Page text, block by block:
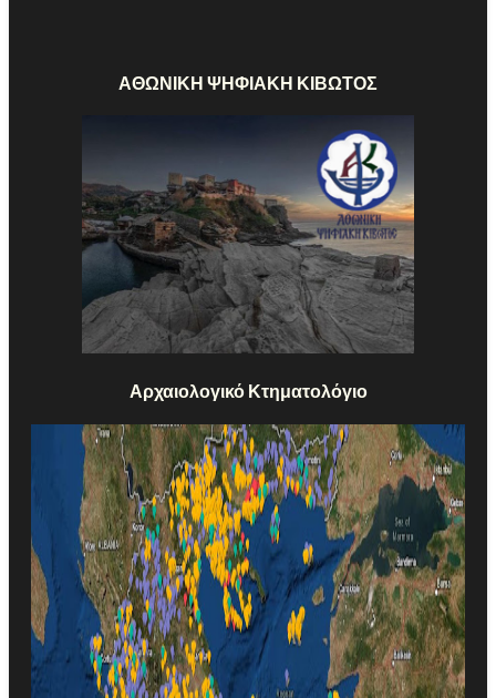
ΑΘΩΝΙΚΗ ΨΗΦΙΑΚΗ ΚΙΒΩΤΟΣ
Αρχαιολογικό Κτηματολόγιο